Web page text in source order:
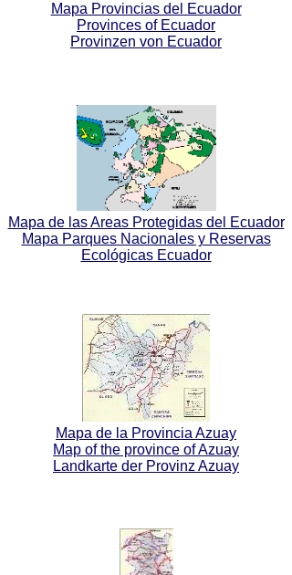
Mapa de las Areas Protegidas del Ecuador
Mapa Parques Nacionales y Reservas
Ecológicas Ecuador
Mapa de la Provincia Azuay
Map of the province of Azuay
Landkarte der Provinz Azuay
Mapa Provincias del Ecuador
Provinces of Ecuador
Provinzen von Ecuador